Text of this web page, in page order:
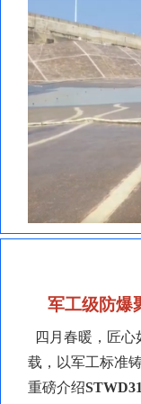
军工级防爆
四月春暖，匠心
载，以军工标准
重磅介绍